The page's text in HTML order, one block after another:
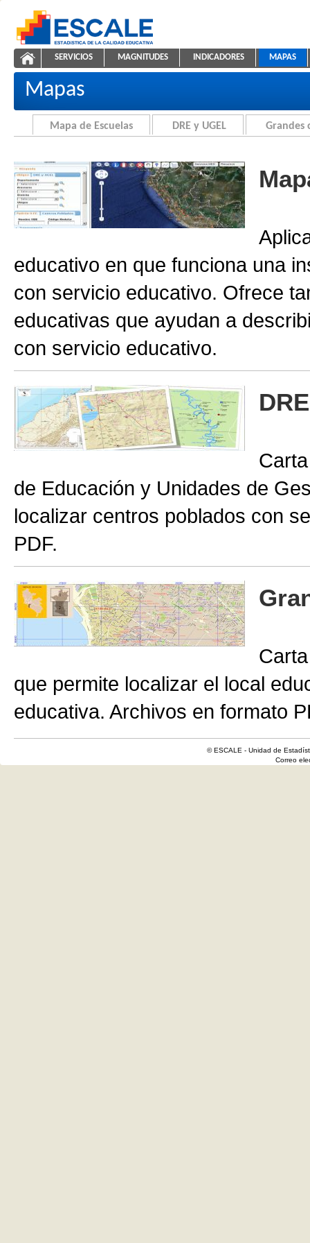
ESCALE - Unidad de Estadística Educativa
Cartografía de la Educación
NAVEGACIÓN
SERVICIOS MAGNITUDES INDICADORES MAPAS
Mapas
Mapa de Escuelas DRE y UGEL Grandes
educativo en que funciona una
con servicio educativo. Ofrece
educativas que ayudan a
con servicio educativo.
de Educación y Unidades de
localizar centros poblados con
PDF.
que permite localizar el local
educativa. Archivos en formato
© ESCALE - Unidad de
Correo